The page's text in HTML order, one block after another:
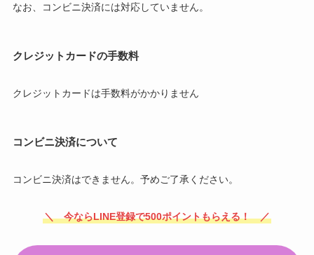
なお、コンビニ決済には対応していません。
クレジットカードの手数料
クレジットカードは手数料がかかりません
コンビニ決済について
コンビニ決済はできません。予めご了承ください。
＼ 今ならLINE登録で500ポイントもらえる！ ／